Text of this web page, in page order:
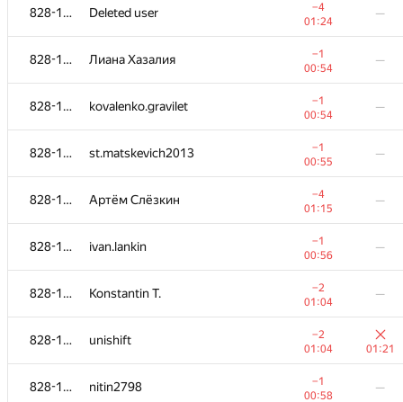
828-1115 Deleted user
−4
01:24
—
828-1115 Лиана Хазалия
−1
00:54
—
828-1115 kovalenko.gravilet
−1
00:54
—
828-1115 st.matskevich2013
−1
00:55
—
828-1115 Артём Слёзкин
−4
01:15
—
828-1115 ivan.lankin
−1
00:56
—
828-1115 Konstantin T.
−2
01:04
—
828-1115 unishift
−2
01:04
01:21
828-1115 nitin2798
−1
00:58
—